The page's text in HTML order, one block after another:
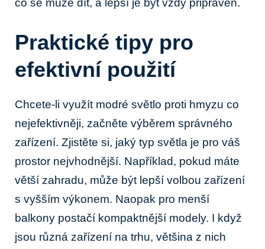
Praktické tipy pro
efektivní použití
Chcete-li využít modré světlo proti hmyzu co
nejefektivněji, začněte výběrem správného
zařízení. Zjistěte si, jaký typ světla je pro váš
prostor nejvhodnější. Například, pokud máte
větší zahradu, může být lepší volbou zařízení
s vyšším výkonem. Naopak pro menší
balkony postačí kompaktnější modely. I když
jsou různá zařízení na trhu, většina z nich